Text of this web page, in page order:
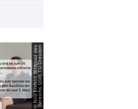
©
N
i
l
s
E
i
s
f
e
l
d,
B
i
l
d
p
o
o
l
d
e
s
B
e
r
e
i
c
h
s
G
S
W,
T
U
D
r
e
s
d
en